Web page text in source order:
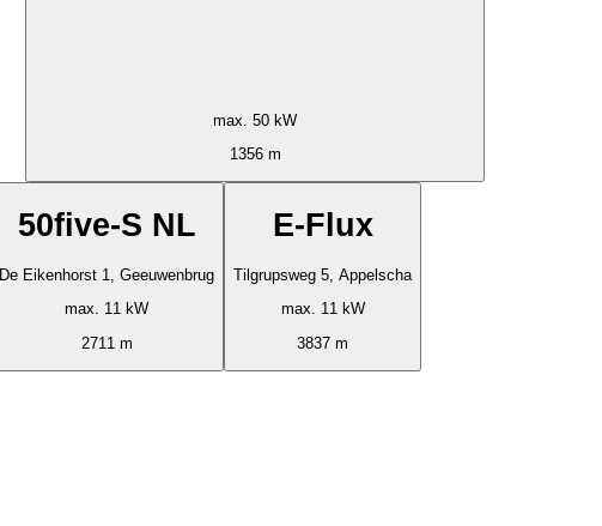
max. 50 kW
1356 m
50five-S NL
De Eikenhorst 1, Geeuwenbrug
max. 11 kW
2711 m
E-Flux
Tilgrupsweg 5, Appelscha
max. 11 kW
3837 m